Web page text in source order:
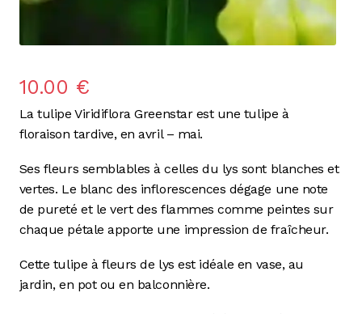
10.00 €
La tulipe Viridiflora Greenstar est une tulipe à
floraison tardive, en avril – mai.
Ses fleurs semblables à celles du lys sont blanches et
vertes. Le blanc des inflorescences dégage une note
de pureté et le vert des flammes comme peintes sur
chaque pétale apporte une impression de fraîcheur.
Cette tulipe à fleurs de lys est idéale en vase, au
jardin, en pot ou en balconnière.